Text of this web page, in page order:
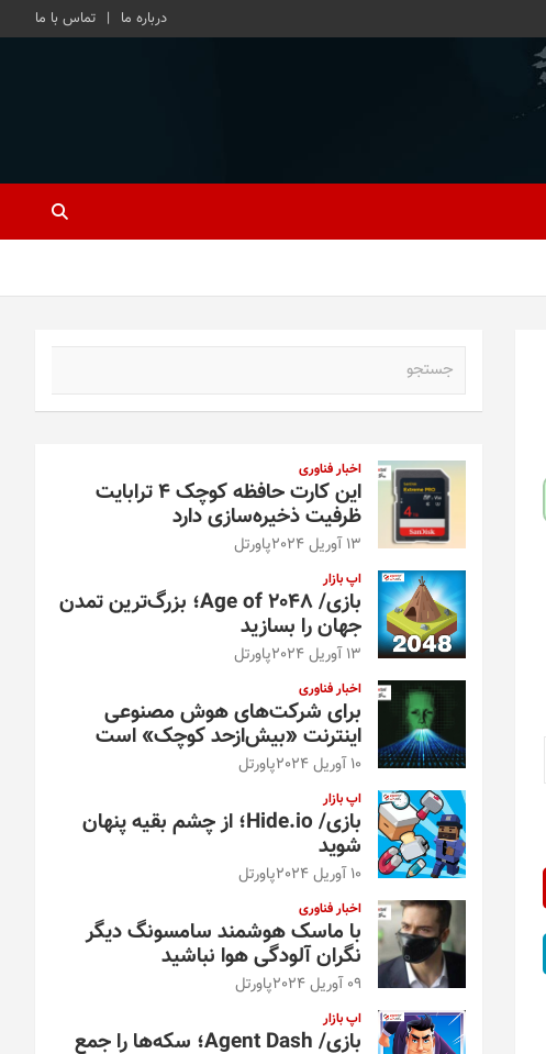
درباره ما تماس با ما
اخبار فناوری
این کارت حافظه کوچک ۴ ترابایت
ظرفیت ذخیره‌سازی دارد
13 آوریل 2024 پاورتل
اپ بازار
بازی/ Age of 2048؛ بزرگ‌ترین تمدن
جهان را بسازید
13 آوریل 2024 پاورتل
اخبار فناوری
برای شرکت‌های هوش مصنوعی
اینترنت «بیش‌از‌حد کوچک» است
10 آوریل 2024 پاورتل
اپ بازار
بازی/ Hide.io؛ از چشم بقیه پنهان
شوید
10 آوریل 2024 پاورتل
اخبار فناوری
با ماسک هوشمند سامسونگ دیگر
نگران آلودگی هوا نباشید
09 آوریل 2024 پاورتل
اپ بازار
بازی/ Agent Dash؛ سکه‌ها را جمع